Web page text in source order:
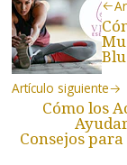
Artículo siguiente
Cómo los
Consejos